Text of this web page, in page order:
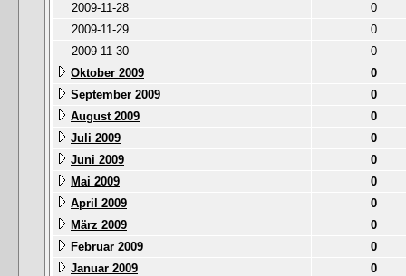
2009-11-28
0
2009-11-29
0
2009-11-30
0
Oktober 2009
0
September 2009
0
August 2009
0
Juli 2009
0
Juni 2009
0
Mai 2009
0
April 2009
0
März 2009
0
Februar 2009
0
Januar 2009
0